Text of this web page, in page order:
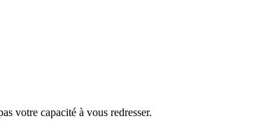
votre capacité à vous redresser.